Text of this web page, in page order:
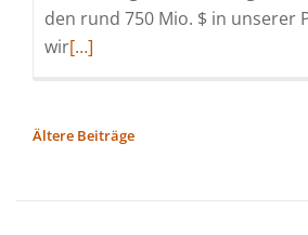
den rund 750 Mio. $ in unserer
wirRead
Loar
[…]
BEITRAGSNAVIGATION
Ältere Beiträge